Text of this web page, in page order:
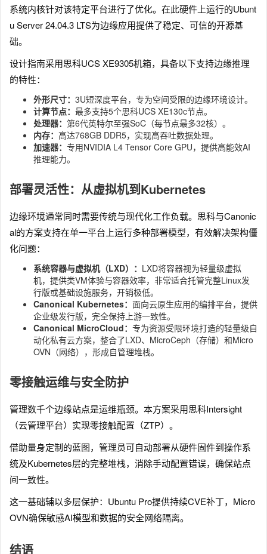
系统内核针对该特定平台进行了优化。在此硬件上运行的Ubunt
u Server 24.04.3 LTS为边缘应用提供了稳定、可信的开源基
础。
设计指南采用思科UCS XE9305机箱，具备以下支持边缘推理
的特性：
外形尺寸： 3U短深度平台，专为空间受限的边缘环境设计。
计算节点： 最多支持5个思科UCS XE130c节点。
处理器： 第6代英特尔至强SoC（每节点最多32核）。
内存： 高达768GB DDR5，实现高吞吐数据处理。
加速器： 专用NVIDIA L4 Tensor Core GPU，提供高能效AI
推理能力。
部署灵活性：从虚拟机到Kubernetes
边缘环境通常同时需要传统与现代化工作负载。思科与Canonic
al的方案支持在单一平台上运行多种部署模型，有效解决架构僵
化问题：
系统容器与虚拟机（LXD）： LXD将容器视为轻量级虚拟
机，提供类VM体验与容器效率，非常适合托管完整Linux发
行版或基础设施服务，开销极低。
Canonical Kubernetes： 面向云原生应用的编排平台，提供
企业级发行版，完全保持上游一致性。
Canonical MicroCloud： 专为资源受限环境打造的轻量级自
动化私有云方案，整合了LXD、MicroCeph（存储）和Micro
OVN（网络），形成自管理堆栈。
零接触运维与安全防护
管理数千个边缘站点是运维瓶颈。本方案采用思科Intersight
（云管理平台）实现零接触配置（ZTP）。
借助量身定制的蓝图，管理员可自动部署从硬件固件到操作系
统及Kubernetes层的完整堆栈，消除手动配置错误，确保站点
间一致性。
这一基础辅以多层保护：Ubuntu Pro提供持续CVE补丁，Micro
OVN确保敏感AI模型和数据的安全网络隔离。
结语